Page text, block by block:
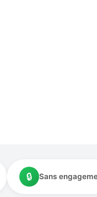
🔒 Sans